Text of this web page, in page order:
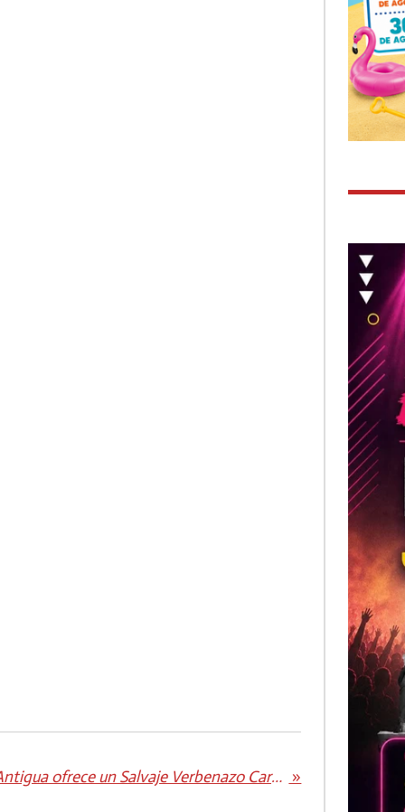
Antigua ofrece un Salvaje Verbenazo Carnavalero este sábado noche Premio al mejor y más participativo disfraz del Carnaval de Antigua »